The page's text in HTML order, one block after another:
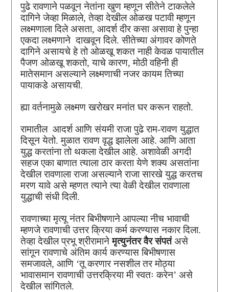
पुढे रावणाने पळवून नेतांना खुण म्हणून सीतेने टाकलेले
दागिने जेव्हा मिळाले, तेव्हा देखील ओळख पटावी म्हणून
लक्ष्मणाला दिले असता, आदर्श दीर कसा असावा हे पुन्हा
एकदा लक्ष्मणाने दाखवून दिले. सीतेच्या अंगावर कोणते
दागिने असायचे हे तो ओळखू शकत नाही केवळ पायातील
पैजण ओळखू शकतो, याचे कारण, मोठी वहिनी ही
मातेसमान असल्याने लक्ष्मणाची नजर कायम तिच्या
पायाकडे असायची.
ह्या वर्तनामुळे लक्ष्मण खरोखर मनांत घर करून राहतो.
रामातील आदर्श आणि संयमी राजा पुढे राम-रावण युद्धात
दिसून येतो. मुळात रावण वृद्ध झालेला आहे. आणि आता
युद्ध करतांना तो थकला देखील आहे. अशावेळी अगदी
सहज एका बाणात त्याला ठार करता येणे शक्य असतांना
देखील रावणाला राजा असल्याने राजा सारखे युद्ध करतच
मरण यावे असे म्हणत त्याने त्या वेळी देखील रावणाला
युद्धाची संधी दिली.
रावणाच्या मृत्यू नंतर बिभीषणाने आपल्या नीच भावाची
म्हणजे रावणाची उत्तर क्रिया कर्म करण्यास नकार दिला.
तेव्हा देखील प्रभू श्रीरामानेमृत्युनंतर वैर संपतंअसे
सांगून रावणाचे अंतिम कार्य करण्यास बिभीषणास
समजावले, आणि ‘तू करणार नसशील तर मोठ्या
भावासमान रावणाची उत्तरक्रिया मी स्वतः करेन’ असे
देखील सांगितले.